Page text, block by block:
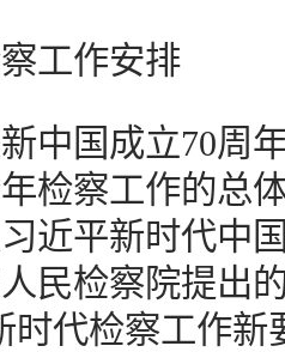
工作安排
国成立70周
检察工作的总
近平新时代中
民检察院提出
时代检察工作